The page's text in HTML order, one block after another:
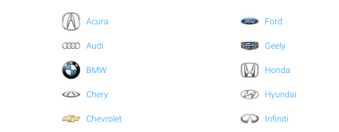
Acura
Audi
BMW
Chery
Chevrolet
Ford
Geely
Honda
Hyundai
Infiniti